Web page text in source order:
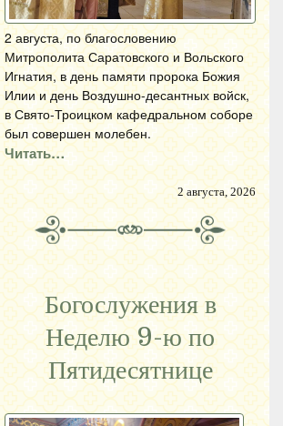
2 августа, по благословению
Митрополита Саратовского и Вольского
Игнатия, в день памяти пророка Божия
Илии и день Воздушно-десантных войск,
в Свято-Троицком кафедральном соборе
был совершен молебен.
Читать…
2 августа, 2026
Богослужения в
Неделю 9-ю по
Пятидесятнице